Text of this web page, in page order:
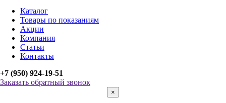
Каталог
Товары по показаниям
Акции
Компания
Статьи
Контакты
+7 (950) 924-19-51
Заказать обратный звонок
×